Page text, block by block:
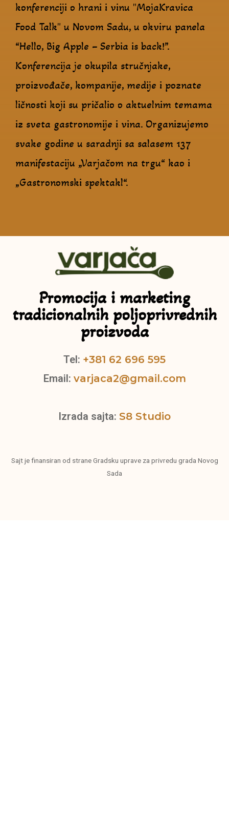
konferenciji o hrani i vinu "MojaKravica
Food Talk" u Novom Sadu, u okviru panela
“Hello, Big Apple – Serbia is back!”.
Konferencija je okupila stručnjake,
proizvođače, kompanije, medije i poznate
ličnosti koji su pričalio o aktuelnim temama
iz sveta gastronomije i vina. Organizujemo
svake godine u saradnji sa salasem 137
manifestaciju „Varjačom na trgu“ kao i
„Gastronomski spektakl“.
Promocija i marketing
tradicionalnih poljoprivrednih
proizvoda
Tel: +381 62 696 595
Email: varjaca2@gmail.com
Izrada sajta: S8 Studio
Sajt je finansiran od strane Gradsku uprave za privredu grada Novog
Sada